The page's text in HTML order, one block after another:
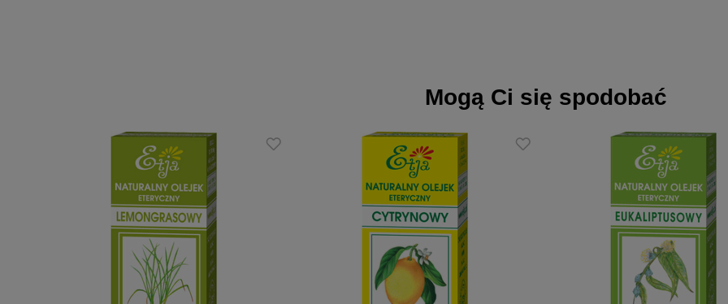
Może służyć jako składnik wyrafinowanych perfum własnej roboty
technice francuskiej ( zgięcia na łokciach, kolanach, nadgarstkach i za uszami)
Skład INCI:
Cymbopogon Winterianus Citronella Oil
Mogą Ci się spodobać